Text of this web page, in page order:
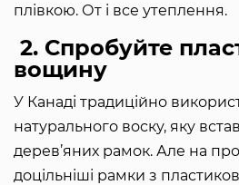
плівкою. От і все утеплення.
2. Спробуйте
вощину
У Канаді традиційно
натурального воску, яку
дерев’яних рамок. Але на
доцільніші рамки з